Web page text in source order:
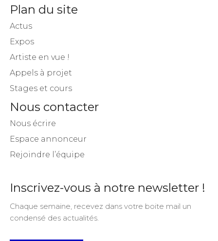
Plan du site
Actus
Expos
Artiste en vue !
Appels à projet
Stages et cours
Nous contacter
Nous écrire
Espace annonceur
Rejoindre l’équipe
Inscrivez-vous à notre newsletter !
Chaque semaine, recevez dans votre boite mail un
condensé des actualités.